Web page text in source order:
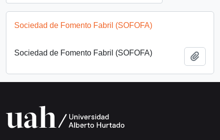
Sociedad de Fomento Fabril (SOFOFA)
Sociedad de Fomento Fabril (SOFOFA)